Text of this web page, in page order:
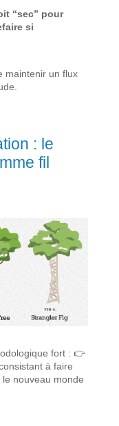
“sec” pour
si
maintenir un flux
: le
fil
fort : 👉
à faire
nouveau monde